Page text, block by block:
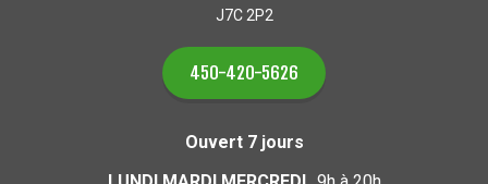
J7C 2P2
450-420-5626
Ouvert 7 jours